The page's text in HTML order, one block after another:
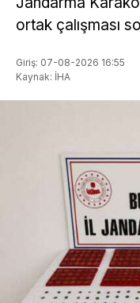
ortak çalışması
Giriş: 07-08-2026 16:55
Kaynak: İHA